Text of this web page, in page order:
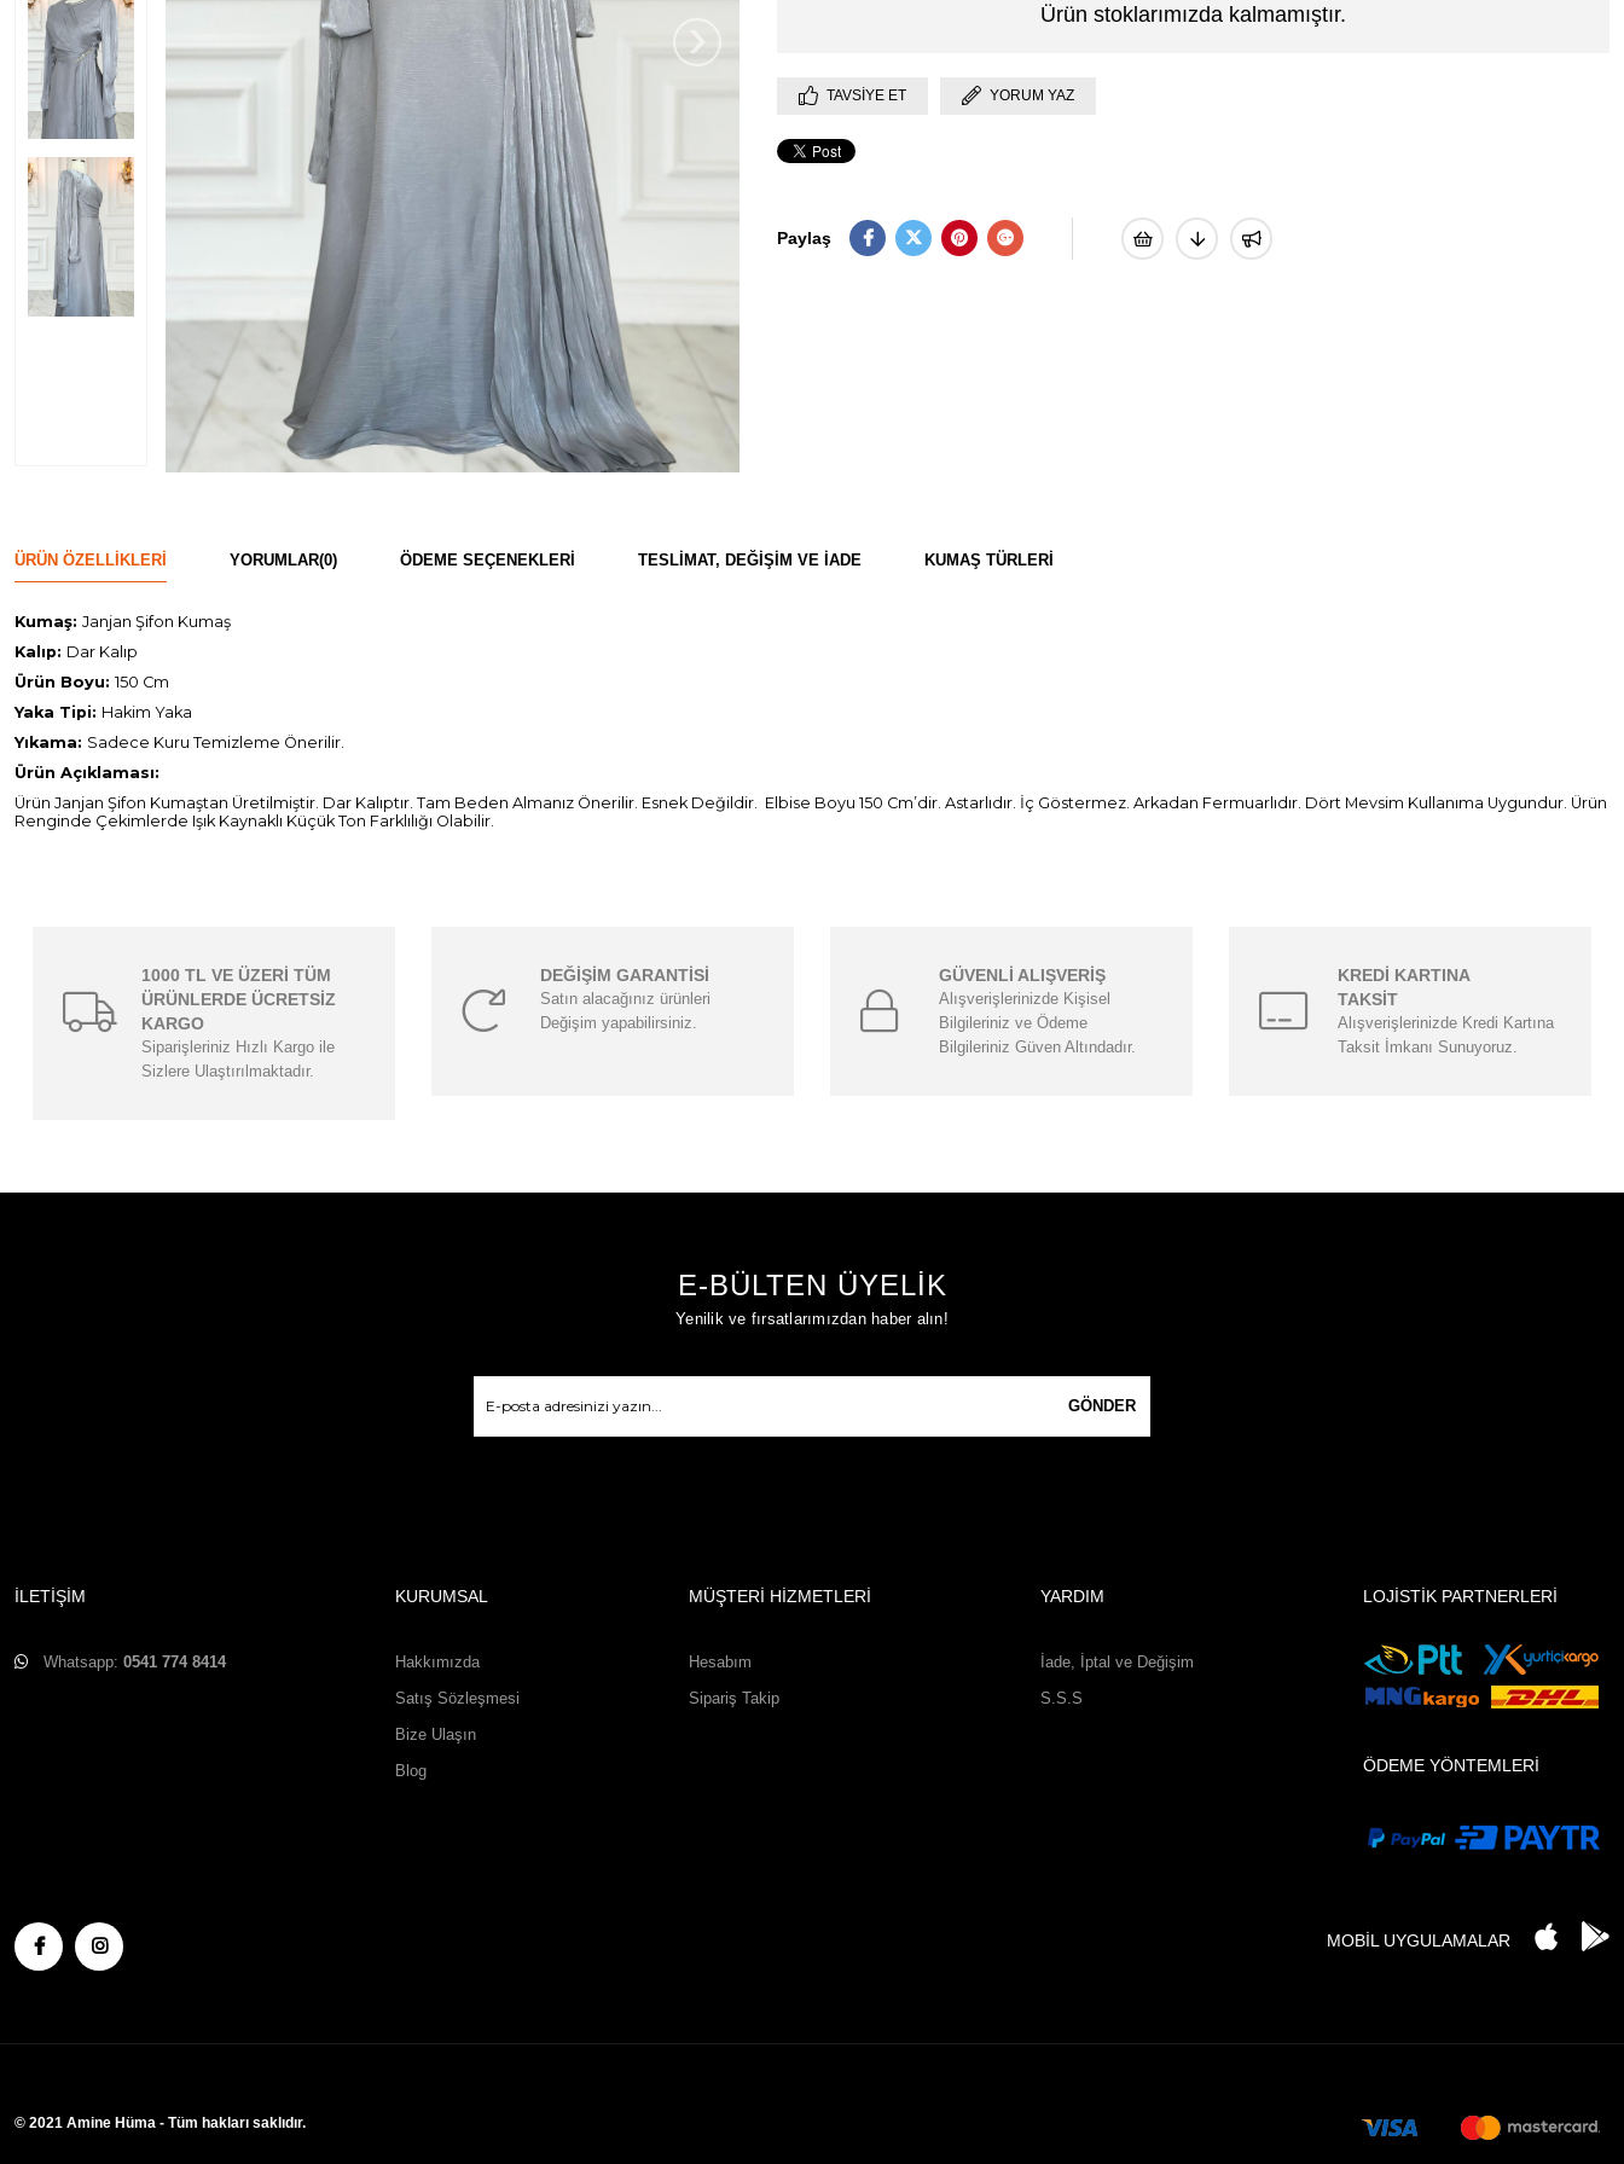
› Ürün stoklarımızda kalmamıştır.
TAVSIYE ET YORUM YAZ
Paylaş
ÜRÜN ÖZELLIKLERI YORUMLAR(0) ÖDEME SEÇENEKLERI TESLIMAT, DEĞIŞIM VE İADE KUMAŞ TÜRLERI
Kumaş: Janjan Şifon Kumaş
Kalıp: Dar Kalıp
Ürün Boyu: 150 Cm
Yaka Tipi: Hakim Yaka
Yıkama: Sadece Kuru Temizleme Önerilir.
Ürün Açıklaması:
Ürün Janjan Şifon Kumaştan Üretilmiştir. Dar Kalıptır. Tam Beden Almanız Önerilir. Esnek Değildir. Elbise Boyu 150 Cm’dir. Astarlıdır. İç Göstermez. Arkadan Fermuarlıdır. Dört Mevsim Kullanıma Uygundur. Ürün
Renginde Çekimlerde Işık Kaynaklı Küçük Ton Farklılığı Olabilir.
1000 TL VE ÜZERİ TÜM
ÜRÜNLERDE ÜCRETSİZ
KARGO
Siparişleriniz Hızlı Kargo ile
Sizlere Ulaştırılmaktadır.
DEĞİŞİM GARANTİSİ
Satın alacağınız ürünleri
Değişim yapabilirsiniz.
GÜVENLİ ALIŞVERİŞ
Alışverişlerinizde Kişisel
Bilgileriniz ve Ödeme
Bilgileriniz Güven Altındadır.
KREDİ KARTINA
TAKSİT
Alışverişlerinizde Kredi Kartına
Taksit İmkanı Sunuyoruz.
E-BÜLTEN ÜYELİK
Yenilik ve fırsatlarımızdan haber alın!
GÖNDER
İLETİŞİM
Whatsapp: 0541 774 8414
KURUMSAL
Hakkımızda
Satış Sözleşmesi
Bize Ulaşın
Blog
MÜŞTERİ HİZMETLERİ
Hesabım
Sipariş Takip
YARDIM
İade, İptal ve Değişim
S.S.S
LOJİSTİK PARTNERLERİ
ÖDEME YÖNTEMLERİ
MOBİL UYGULAMALAR
© 2021 Amine Hüma - Tüm hakları saklıdır.